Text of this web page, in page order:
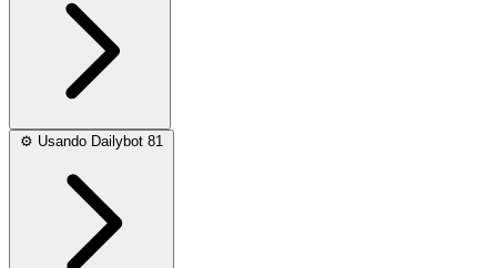
⚙️ Usando Dailybot 81